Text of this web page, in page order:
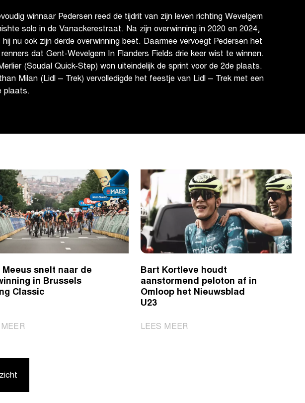
winnaar Pedersen reed de tijdrit van zijn leven richting Wevelgem
solo in de Vanackerestraat. Na zijn overwinning in 2020 en 2024,
hij nu ook zijn derde overwinning beet. Daarmee vervoegt Pedersen het
renners dat Gent-Wevelgem In Flanders Fields drie keer wist te winnen.
(Soudal Quick-Step) won uiteindelijk de sprint voor de 2de plaats.
Milan (Lidl – Trek) vervolledigde het feestje van Lidl – Trek met een
plaats.
snelt naar de
in Brussels
Classic
|
Bart Kortleve houdt
aanstormend peloton af in
Omloop het Nieuwsblad
U23
LEES MEER|